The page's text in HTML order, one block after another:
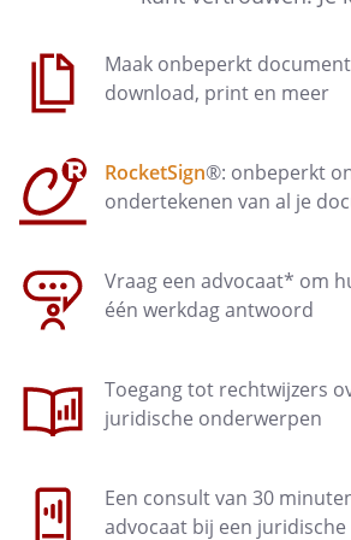
leidinggevende hierover voor
Artikel 6 - Bezoekers ontvangen
ontvangt, houdt hij de
in acht:
absoluut noodzakelijk is
bezoekers mogen
op afspraak en niet
een daarvoor
vraag of je bezoeker of
heeft: neusverkoudheid,
loopneus, niezen,
Maak onbeperkt
download, print en meer
RocketSign®: onbeperkt
ondertekenen van al je
Vraag een advocaat* om
één werkdag antwoord
Toegang tot rechtwijzers
juridische onderwerpen
Een consult van 30
advocaat bij een juridische